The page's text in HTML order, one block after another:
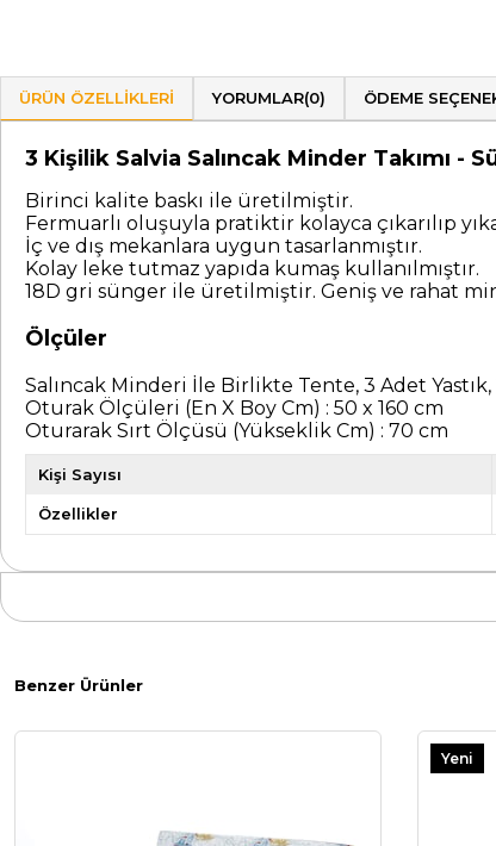
ÜRÜN ÖZELLIKLERI YORUMLAR(0) ÖDEME
3 Kişilik Salvia Salıncak Minder Takımı -
Birinci kalite baskı ile üretilmiştir.
Fermuarlı oluşuyla pratiktir kolayca çıkarılıp
İç ve dış mekanlara uygun tasarlanmıştır.
Kolay leke tutmaz yapıda kumaş kullanılmıştır.
18D gri sünger ile üretilmiştir. Geniş ve rahat
Ölçüler
Salıncak Minderi İle Birlikte Tente, 3 Adet
Oturak Ölçüleri (En X Boy Cm) : 50 x 160 cm
Oturarak Sırt Ölçüsü (Yükseklik Cm) : 70 cm
Kişi Sayısı
Özellikler
Benzer Ürünler
Yeni